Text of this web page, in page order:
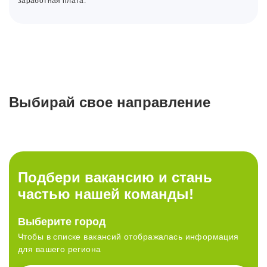
Время работать с лучшими!
Стабильность или рост?
Выбирай всё и сразу!
Развитие без границ
У нас много возможностей,
просто выбери свои
Выбирай свое направление
Подбери вакансию и стань
частью нашей команды!
Выберите город
Чтобы в списке вакансий отображалась информация
для вашего региона